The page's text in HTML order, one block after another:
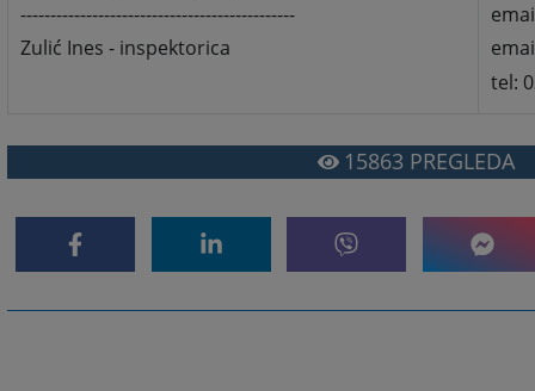
----------------------------------------------
Zulić Ines - inspektorica
tel:
15863 PREGLEDA